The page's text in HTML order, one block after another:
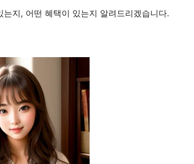
지, 어떤 혜택이 있는지 알려드리겠습니다.